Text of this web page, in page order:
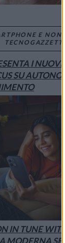
E NON
TECNOGAZZETTA
I NUOVI
SU
IN TUNE WITH
MODERNA